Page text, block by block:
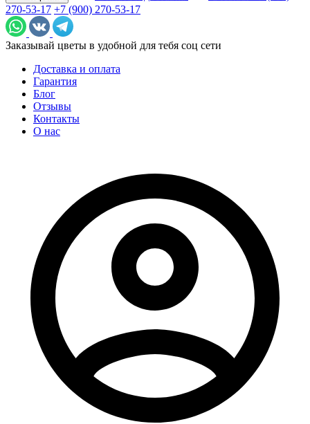
270-53-17 +7 (900) 270-53-17
Заказывай цветы в удобной для тебя соц сети
Доставка и оплата
Гарантия
Блог
Отзывы
Контакты
О нас